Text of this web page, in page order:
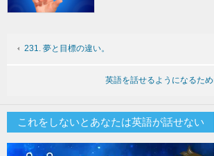
231. 夢と目標の違い。
英語を話せるようになるた
これをしないとあなたは英語が話せない